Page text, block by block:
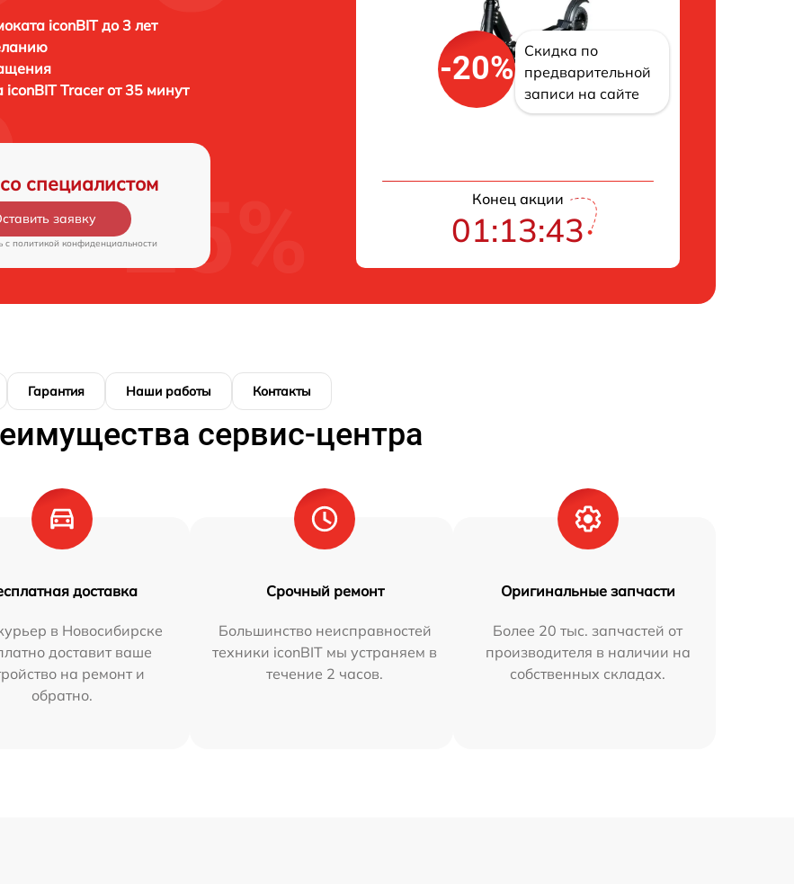
iconBIT до 3 лет
iconBIT Tracer от 35 минут
специалистом
заявку
c политикой конфиденциальности
-20%
Скидка по
предварительной
записи на сайте
Конец акции
01:13:42
Гарантия Наши работы Контакты
сервис-центра
доставка
в Новосибирске
доставит ваше
на ремонт и
обратно.
Срочный ремонт
Большинство неисправностей
техники iconBIT мы устраняем в
течение 2 часов.
Оригинальные запчасти
Более 20 тыс. запчастей от
производителя в наличии на
собственных складах.